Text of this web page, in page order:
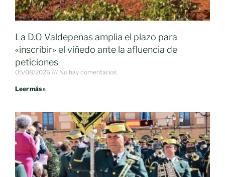
La D.O Valdepeñas amplia el plazo para
«inscribir» el viñedo ante la afluencia de
peticiones
05/08/2026 No hay comentarios
Leer más »